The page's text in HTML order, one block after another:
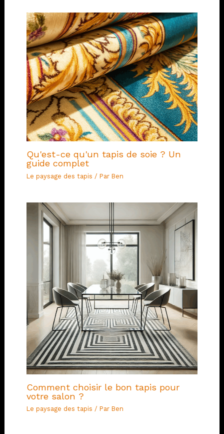
Qu'est-ce qu'un tapis de soie ? Un
guide complet
Le paysage des tapis / Par Ben
Comment choisir le bon tapis pour
votre salon ?
Le paysage des tapis / Par Ben